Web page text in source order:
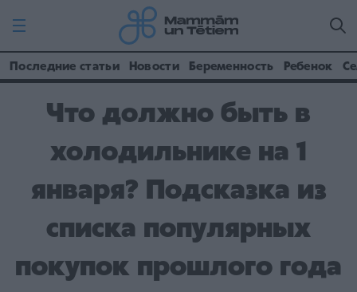
Последние статьи Новости Беременность Ребенок
Что должно быть в
холодильнике на 1
января? Подсказка из
списка популярных
покупок прошлого года